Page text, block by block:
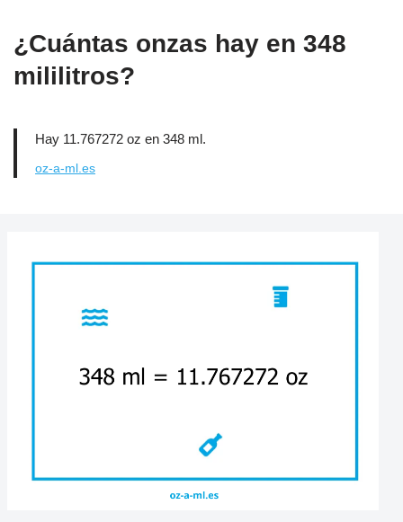
¿Cuántas onzas hay en 348
mililitros?
Hay 11.767272 oz en 348 ml.
oz-a-ml.es